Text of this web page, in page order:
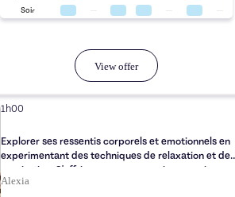
Soir
View offer
1h00
Explorer ses ressentis corporels et emotionnels en
experimentant des techniques de relaxation et de
respiration. S'offrir un voyage en soi, pour soi.
Alexia